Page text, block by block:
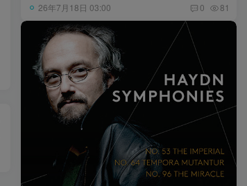
26年7月18日 03:00 0 81